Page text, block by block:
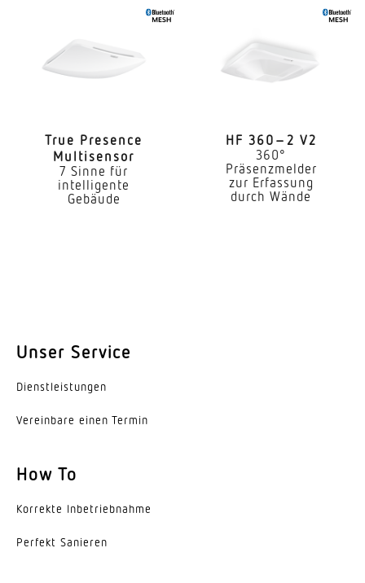
Montageart
Montagehöhe
2,50 – 10,00 m
optimale Montagehöhe
360 °
Unterkriechschutz
segmentweise Ausblendung
Ja
Elektronische Skalierbarkeit
True Presence
Multisensor
7 Sinne für
intelligente
Gebäude
HF 360–2 V2
360°
Präsenzmelder
zur Erfassung
durch Wände
Unser Service
Dienst­leis­tungen
Vereinbare einen Termin
How To
Korrekte Inbe­trieb­nahme
Perfekt Sanieren